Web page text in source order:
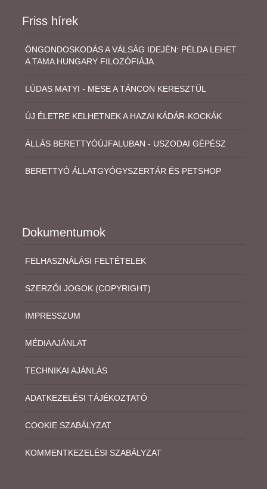
Friss hírek
ÖNGONDOSKODÁS A VÁLSÁG IDEJÉN: PÉLDA LEHET
A TAMA HUNGARY FILOZÓFIÁJA
LÚDAS MATYI - MESE A TÁNCON KERESZTÜL
ÚJ ÉLETRE KELHETNEK A HAZAI KÁDÁR-KOCKÁK
ÁLLÁS BERETTYÓÚJFALUBAN - USZODAI GÉPÉSZ
BERETTYÓ ÁLLATGYÓGYSZERTÁR ÉS PETSHOP
Dokumentumok
FELHASZNÁLÁSI FELTÉTELEK
SZERZŐI JOGOK (COPYRIGHT)
IMPRESSZUM
MÉDIAAJÁNLAT
TECHNIKAI AJÁNLÁS
ADATKEZELÉSI TÁJÉKOZTATÓ
COOKIE SZABÁLYZAT
KOMMENTKEZELÉSI SZABÁLYZAT